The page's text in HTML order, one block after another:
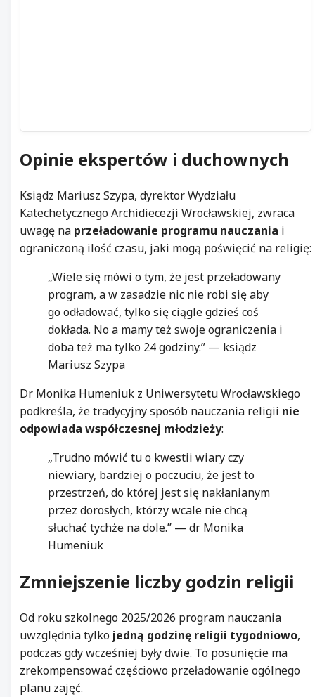
Opinie ekspertów i duchownych
Ksiądz Mariusz Szypa, dyrektor Wydziału
Katechetycznego Archidiecezji Wrocławskiej, zwraca
uwagę na przeładowanie programu nauczania i
ograniczoną ilość czasu, jaki mogą poświęcić na religię:
„Wiele się mówi o tym, że jest przeładowany
program, a w zasadzie nic nie robi się aby
go odładować, tylko się ciągle gdzieś coś
dokłada. No a mamy też swoje ograniczenia i
doba też ma tylko 24 godziny.” — ksiądz
Mariusz Szypa
Dr Monika Humeniuk z Uniwersytetu Wrocławskiego
podkreśla, że tradycyjny sposób nauczania religii nie
odpowiada współczesnej młodzieży:
„Trudno mówić tu o kwestii wiary czy
niewiary, bardziej o poczuciu, że jest to
przestrzeń, do której jest się nakłanianym
przez dorosłych, którzy wcale nie chcą
słuchać tychże na dole.” — dr Monika
Humeniuk
Zmniejszenie liczby godzin religii
Od roku szkolnego 2025/2026 program nauczania
uwzględnia tylko jedną godzinę religii tygodniowo,
podczas gdy wcześniej były dwie. To posunięcie ma
zrekompensować częściowo przeładowanie ogólnego
planu zajęć.